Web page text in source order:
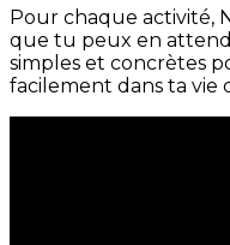
Pour chaque activité,
que tu peux en
simples et concrètes
facilement dans ta vie